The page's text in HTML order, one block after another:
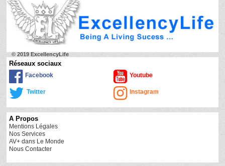
© 2019 ExcellencyLife
Réseaux sociaux
Facebook Youtube
Twitter Instagram
A Propos
Mentions Légales
Nos Services
AV+ dans Le Monde
Nous Contacter